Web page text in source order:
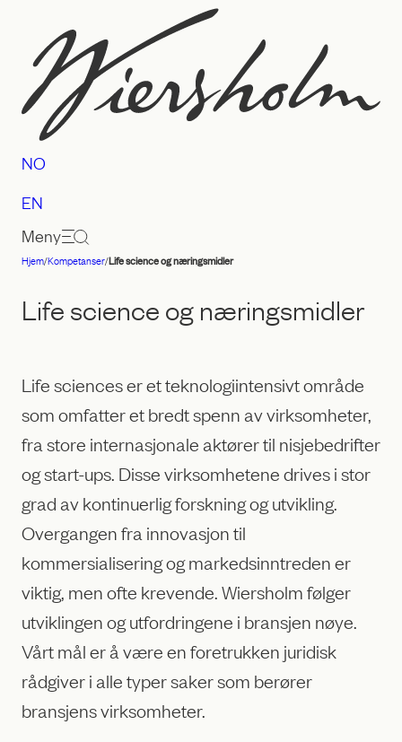
innhold
Advokatfirmaet
Wiersholm
NO
EN
Meny
Hjem/Kompetanser/Life science og næringsmidler
Life science og næringsmidler
Life sciences er et teknologiintensivt område
som omfatter et bredt spenn av virksomheter,
fra store internasjonale aktører til nisjebedrifter
og start-ups. Disse virksomhetene drives i stor
grad av kontinuerlig forskning og utvikling.
Overgangen fra innovasjon til
kommersialisering og markedsinntreden er
viktig, men ofte krevende. Wiersholm følger
utviklingen og utfordringene i bransjen nøye.
Vårt mål er å være en foretrukken juridisk
rådgiver i alle typer saker som berører
bransjens virksomheter.